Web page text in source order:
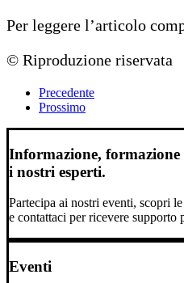
Per leggere l’articolo
© Riproduzione riservata
Precedente
Prossimo
Informazione,
i nostri esperti.
Partecipa ai nostri eventi, scopri
e contattaci per ricevere supporto
Eventi